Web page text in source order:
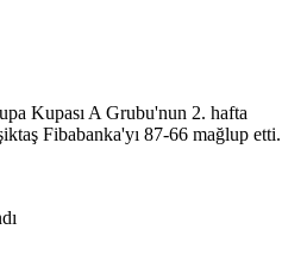
Kupası A Grubu'nun 2. hafta
Fibabanka'yı 87-66 mağlup etti.